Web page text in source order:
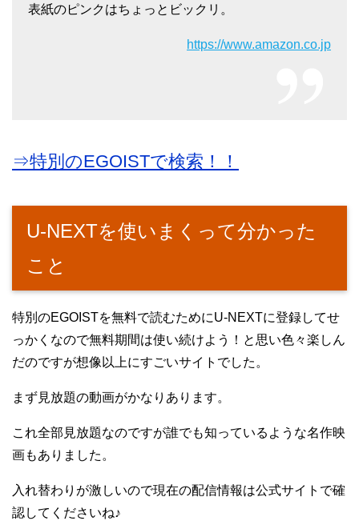
表紙のピンクはちょっとビックリ。
https://www.amazon.co.jp
⇒特別のEGOISTで検索！！
U-NEXTを使いまくって分かった
こと
特別のEGOISTを無料で読むためにU-NEXTに登録してせ
っかくなので無料期間は使い続けよう！と思い色々楽しん
だのですが想像以上にすごいサイトでした。
まず見放題の動画がかなりあります。
これ全部見放題なのですが誰でも知っているような名作映
画もありました。
入れ替わりが激しいので現在の配信情報は公式サイトで確
認してくださいね♪